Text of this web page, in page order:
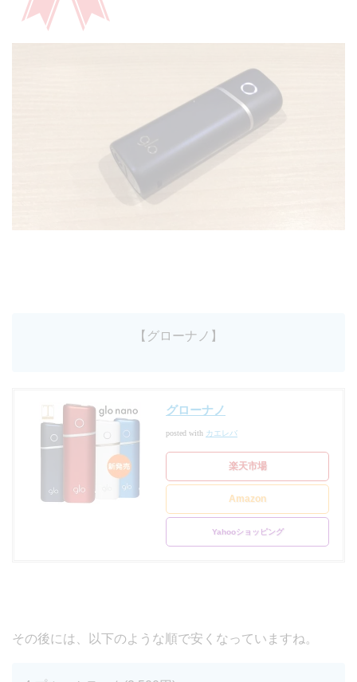
【グローナノ】
グローナノ
posted with カエレバ
楽天市場
Amazon
Yahooショッピング
その後には、以下のような順で安くなっていますね。